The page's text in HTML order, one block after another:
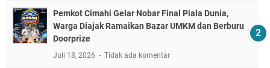
Pemkot Cimahi Gelar Nobar Final Piala Dunia,
Warga Diajak Ramaikan Bazar UMKM dan Berburu
Doorprize
Juli 18, 2026 Tidak ada komentar